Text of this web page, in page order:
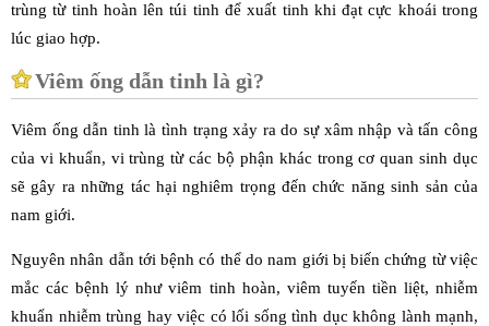
trùng từ tinh hoàn lên túi tinh để xuất tinh khi đạt cực khoái trong
lúc giao hợp.
Viêm ống dẫn tinh là gì?
Viêm ống dẫn tinh là tình trạng xảy ra do sự xâm nhập và tấn công
của vi khuẩn, vi trùng từ các bộ phận khác trong cơ quan sinh dục
sẽ gây ra những tác hại nghiêm trọng đến chức năng sinh sản của
nam giới.
Nguyên nhân dẫn tới bệnh có thể do nam giới bị biến chứng từ việc
mắc các bệnh lý như viêm tinh hoàn, viêm tuyến tiền liệt, nhiễm
khuẩn nhiễm trùng hay việc có lối sống tình dục không lành mạnh,